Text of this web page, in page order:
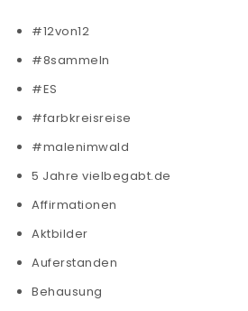
#12von12
#8sammeln
#ES
#farbkreisreise
#malenimwald
5 Jahre vielbegabt.de
Affirmationen
Aktbilder
Auferstanden
Behausung